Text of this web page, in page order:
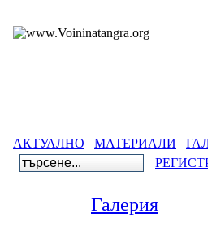
АКТУАЛНО МАТЕРИАЛИ
Галерия